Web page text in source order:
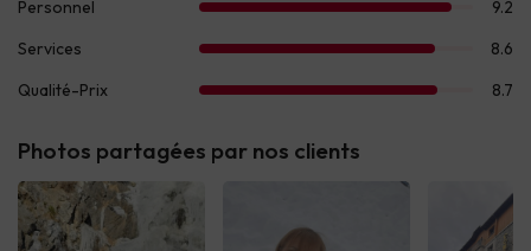
Photos partagées par nos clients